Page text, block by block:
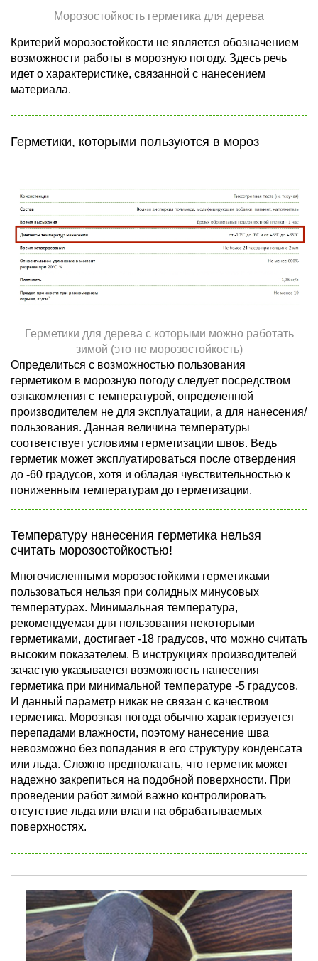
Морозостойкость герметика для дерева
Критерий морозостойкости не является обозначением
возможности работы в морозную погоду. Здесь речь
идет о характеристике, связанной с нанесением
материала.
Герметики, которыми пользуются в мороз
Герметики для дерева с которыми можно работать
зимой (это не морозостойкость)
Определиться с возможностью пользования
герметиком в морозную погоду следует посредством
ознакомления с температурой, определенной
производителем не для эксплуатации, а для нанесения/
пользования. Данная величина температуры
соответствует условиям герметизации швов. Ведь
герметик может эксплуатироваться после отвердения
до -60 градусов, хотя и обладая чувствительностью к
пониженным температурам до герметизации.
Температуру нанесения герметика нельзя
считать морозостойкостью!
Многочисленными морозостойкими герметиками
пользоваться нельзя при солидных минусовых
температурах. Минимальная температура,
рекомендуемая для пользования некоторыми
герметиками, достигает -18 градусов, что можно считать
высоким показателем. В инструкциях производителей
зачастую указывается возможность нанесения
герметика при минимальной температуре -5 градусов.
И данный параметр никак не связан с качеством
герметика. Морозная погода обычно характеризуется
перепадами влажности, поэтому нанесение шва
невозможно без попадания в его структуру конденсата
или льда. Сложно предполагать, что герметик может
надежно закрепиться на подобной поверхности. При
проведении работ зимой важно контролировать
отсутствие льда или влаги на обрабатываемых
поверхностях.